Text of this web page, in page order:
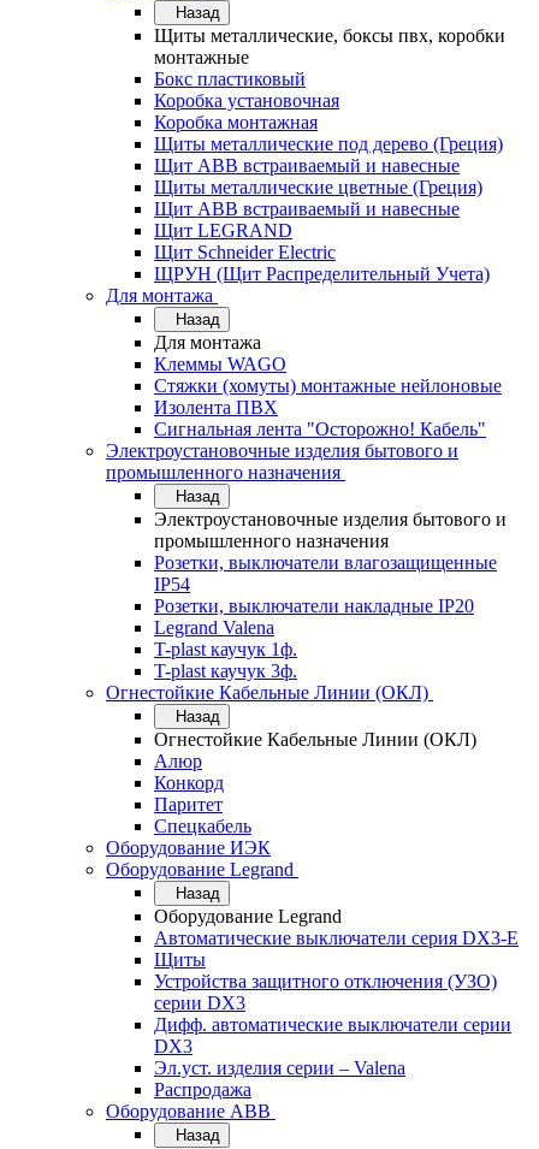
Назад
Щиты металлические, боксы пвх, коробки
монтажные
Бокс пластиковый
Коробка установочная
Коробка монтажная
Щиты металлические под дерево (Греция)
Щит ABB встраиваемый и навесные
Щиты металлические цветные (Греция)
Щит ABB встраиваемый и навесные
Щит LEGRAND
Щит Schneider Electric
ЩРУН (Щит Распределительный Учета)
Для монтажа
Назад
Для монтажа
Клеммы WAGO
Стяжки (хомуты) монтажные нейлоновые
Изолента ПВХ
Сигнальная лента "Осторожно! Кабель"
Электроустановочные изделия бытового и
промышленного назначения
Назад
Электроустановочные изделия бытового и
промышленного назначения
Розетки, выключатели влагозащищенные
IP54
Розетки, выключатели накладные IP20
Legrand Valena
T-plast каучук 1ф.
T-plast каучук 3ф.
Огнестойкие Кабельные Линии (ОКЛ)
Назад
Огнестойкие Кабельные Линии (ОКЛ)
Алюр
Конкорд
Паритет
Спецкабель
Оборудование ИЭК
Оборудование Legrand
Назад
Оборудование Legrand
Автоматические выключатели серия DX3-E
Щиты
Устройства защитного отключения (УЗО)
серии DX3
Дифф. автоматические выключатели серии
DX3
Эл.уст. изделия серии – Valena
Распродажа
Оборудование АВВ
Назад